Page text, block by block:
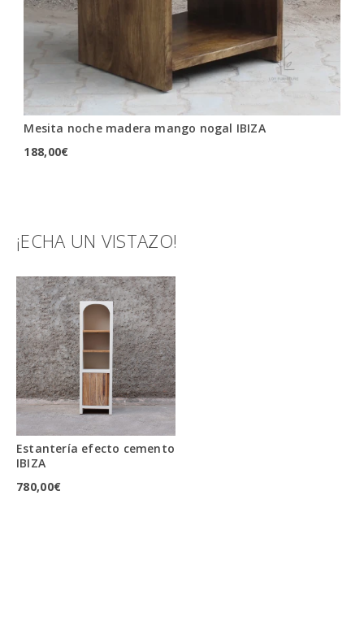
Mesita noche madera mango nogal IBIZA
188,00€
¡ECHA UN VISTAZO!
TAMBIÉN TE RECOMENDAMOS…
Estantería efecto cemento
IBIZA
780,00€